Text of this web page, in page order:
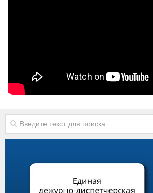
Памятки населению
Уголок гражданской обороны
Пресс-центр
Конкурсы